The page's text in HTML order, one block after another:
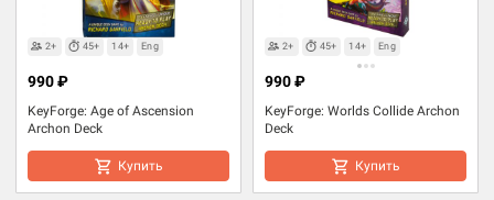
2+ 45+ 14+ Eng
KeyForge: Age of Ascension
Archon Deck
990 ₽
Купить
2+ 45+ 14+ Eng
KeyForge: Worlds Collide Archon
Deck
990 ₽
Купить